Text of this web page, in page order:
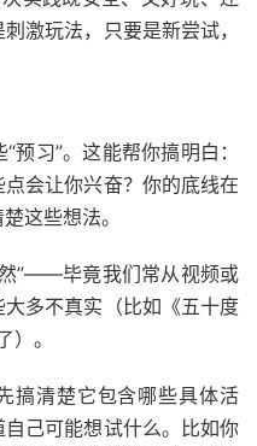
激玩法，只要是新尝试，
习”。这能帮你搞明白：
会让你兴奋？你的底线在
这些想法。
”——毕竟我们常从视频或
多不真实（比如《五十度
。
搞清楚它包含哪些具体活
己可能想试什么。比如你